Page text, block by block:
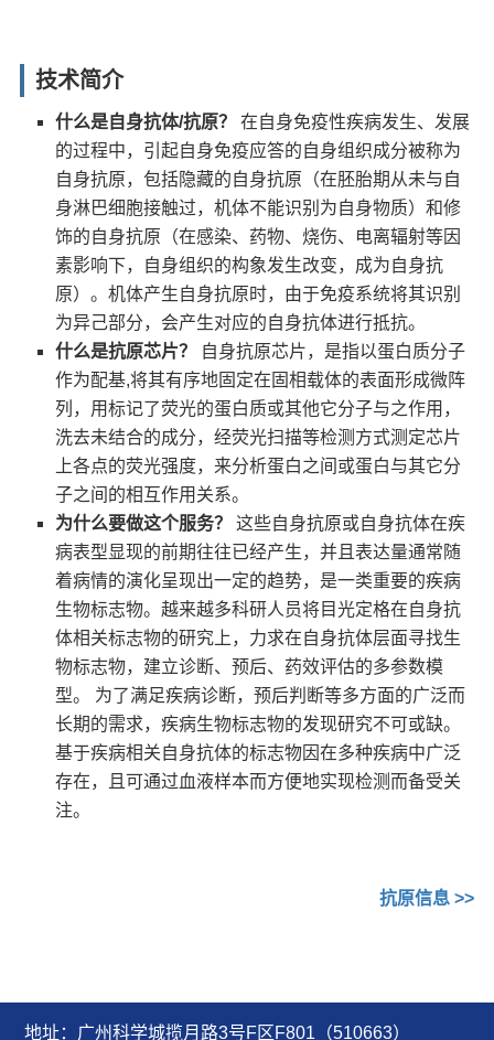
技术简介
什么是自身抗体/抗原？
在自身免疫性疾病发生、发展
的过程中，引起自身免疫应答的自身组织成分被称为
自身抗原，包括隐藏的自身抗原（在胚胎期从未与自
身淋巴细胞接触过，机体不能识别为自身物质）和修
饰的自身抗原（在感染、药物、烧伤、电离辐射等因
素影响下，自身组织的构象发生改变，成为自身抗
原）。机体产生自身抗原时，由于免疫系统将其识别
为异己部分，会产生对应的自身抗体进行抵抗。
什么是抗原芯片？
自身抗原芯片，是指以蛋白质分子
作为配基,将其有序地固定在固相载体的表面形成微阵
列，用标记了荧光的蛋白质或其他它分子与之作用，
洗去未结合的成分，经荧光扫描等检测方式测定芯片
上各点的荧光强度，来分析蛋白之间或蛋白与其它分
子之间的相互作用关系。
为什么要做这个服务？
这些自身抗原或自身抗体在疾
病表型显现的前期往往已经产生，并且表达量通常随
着病情的演化呈现出一定的趋势，是一类重要的疾病
生物标志物。越来越多科研人员将目光定格在自身抗
体相关标志物的研究上，力求在自身抗体层面寻找生
物标志物，建立诊断、预后、药效评估的多参数模
型。 为了满足疾病诊断，预后判断等多方面的广泛而
长期的需求，疾病生物标志物的发现研究不可或缺。
基于疾病相关自身抗体的标志物因在多种疾病中广泛
存在，且可通过血液样本而方便地实现检测而备受关
注。
抗原信息>>
地址：广州科学城揽月路3号F区F801（510663）